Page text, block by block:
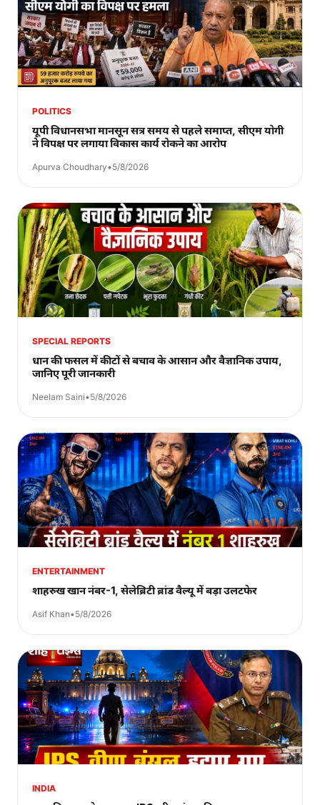
POLITICS
यूपी विधानसभा मानसून सत्र समय से पहले समाप्त, सीएम योगी
ने विपक्ष पर लगाया विकास कार्य रोकने का आरोप
Apurva Choudhary•5/8/2026
SPECIAL REPORTS
धान की फसल में कीटों से बचाव के आसान और वैज्ञानिक उपाय,
जानिए पूरी जानकारी
Neelam Saini•5/8/2026
ENTERTAINMENT
शाहरुख खान नंबर-1, सेलेब्रिटी ब्रांड वैल्यू में बड़ा उलटफेर
Asif Khan•5/8/2026
INDIA